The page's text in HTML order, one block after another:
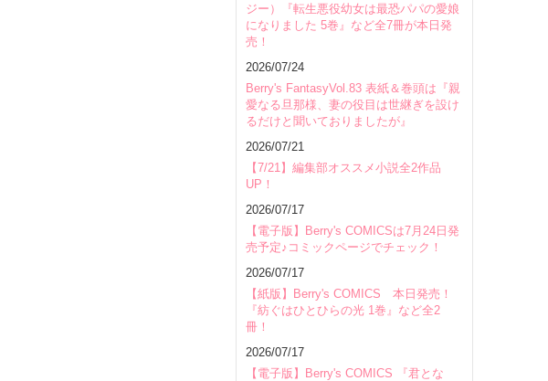
ジー）『転生悪役幼女は最恐パパの愛娘
になりました 5巻』など全7冊が本日発
売！
2026/07/24
Berry's FantasyVol.83 表紙＆巻頭は『親
愛なる旦那様、妻の役目は世継ぎを設け
るだけと聞いておりましたが』
2026/07/21
【7/21】編集部オススメ小説全2作品
UP！
2026/07/17
【電子版】Berry's COMICSは7月24日発
売予定♪コミックページでチェック！
2026/07/17
【紙版】Berry's COMICS 本日発売！
『紡ぐはひとひらの光 1巻』など全2
冊！
2026/07/17
【電子版】Berry's COMICS 『君とな